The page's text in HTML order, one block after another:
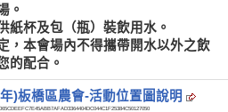
。
紙杯及包（瓶）裝飲用水。
，本會場內不得攜帶開水以外之飲
的配合。
)板橋區農會-活動位置圖說明